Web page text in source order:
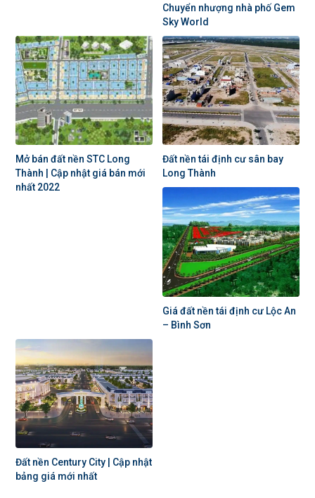
Chuyển nhượng nhà phố Gem
Sky World
Mở bán đất nền STC Long
Thành | Cập nhật giá bán mới
nhất 2022
Đất nền tái định cư sân bay
Long Thành
Giá đất nền tái định cư Lộc An
– Bình Sơn
Đất nền Century City | Cập nhật
bảng giá mới nhất